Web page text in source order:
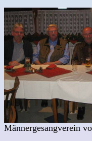
Männergesangverein